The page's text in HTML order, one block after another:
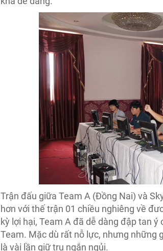
Trận đấu giữa Team A (Đồng Nai) và
hơn với thế trận 01 chiều nghiêng về
kỳ lợi hại, Team A đã dễ dàng đập tan
Team. Mặc dù rất nỗ lực, nhưng những
là vài lần giữ trụ ngắn ngủi.